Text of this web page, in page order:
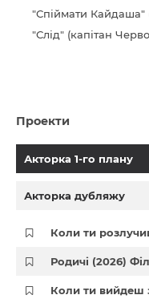
"Спіймати Кайдаша"
"Слід" (капітан
Проекти
Акторка 1-го плану
Акторка дубляжу
Коли ти
Родичі (2026)
Коли ти вийдеш